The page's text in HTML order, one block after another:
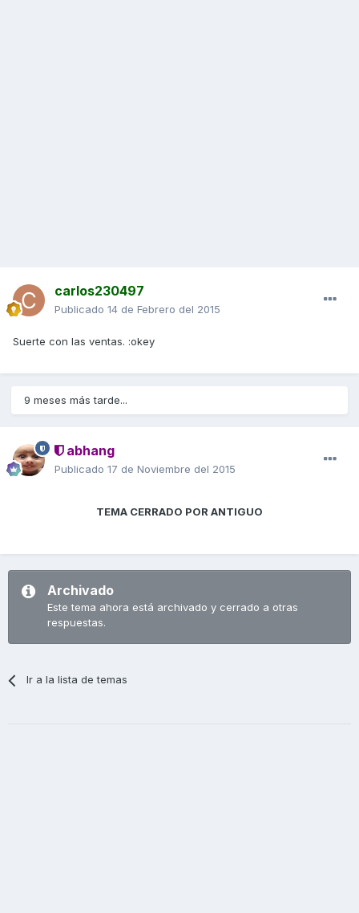
carlos230497
Publicado 14 de Febrero del 2015
Suerte con las ventas. :okey
9 meses más tarde...
abhang
Publicado 17 de Noviembre del 2015
TEMA CERRADO POR ANTIGUO
Archivado
Este tema ahora está archivado y cerrado a otras
respuestas.
Ir a la lista de temas